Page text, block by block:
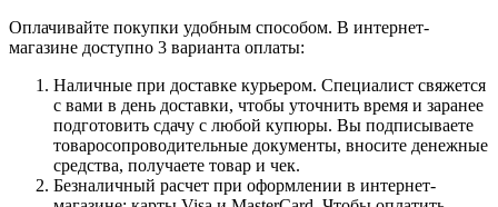
Оплачивайте покупки удобным способом. В интернет-
магазине доступно 3 варианта оплаты:
Наличные при доставке курьером. Специалист свяжется
с вами в день доставки, чтобы уточнить время и заранее
подготовить сдачу с любой купюры. Вы подписываете
товаросопроводительные документы, вносите денежные
средства, получаете товар и чек.
Безналичный расчет при оформлении в интернет-